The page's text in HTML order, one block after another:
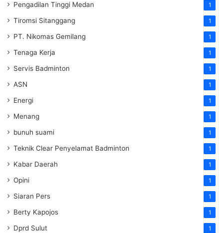
Pengadilan Tinggi Medan 1
Tiromsi Sitanggang 1
PT. Nikomas Gemilang 1
Tenaga Kerja 1
Servis Badminton 1
ASN 1
Energi 1
Menang 1
bunuh suami 1
Teknik Clear Penyelamat Badminton 1
Kabar Daerah 1
Opini 1
Siaran Pers 1
Berty Kapojos 1
Dprd Sulut 1